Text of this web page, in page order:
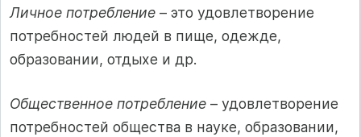
Личное потребление – это удовлетворение
потребностей людей в пище, одежде,
образовании, отдыхе и др.
Общественное потребление – удовлетворение
потребностей общества в науке, образовании,